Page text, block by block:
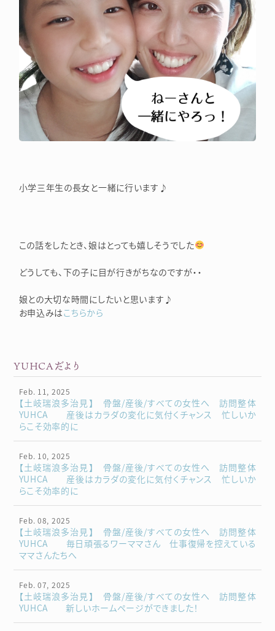
小学三年生の長女と一緒に行います♪
この話をしたとき、娘はとっても嬉しそうでした
どうしても、下の子に目が行きがちなのですが・・
娘との大切な時間にしたいと思います♪
お申込みはこちらから
YUHCAだより
Feb. 11, 2025
【土岐瑞浪多治見】 骨盤/産後/すべての女性へ 訪問整体
YUHCA 産後はカラダの変化に気付くチャンス 忙しいか
らこそ効率的に
Feb. 10, 2025
【土岐瑞浪多治見】 骨盤/産後/すべての女性へ 訪問整体
YUHCA 産後はカラダの変化に気付くチャンス 忙しいか
らこそ効率的に
Feb. 08, 2025
【土岐瑞浪多治見】 骨盤/産後/すべての女性へ 訪問整体
YUHCA 毎日頑張るワーママさん 仕事復帰を控えている
ママさんたちへ
Feb. 07, 2025
【土岐瑞浪多治見】 骨盤/産後/すべての女性へ 訪問整体
YUHCA 新しいホームページができました！